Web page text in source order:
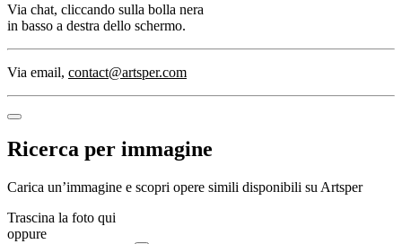
Via chat, cliccando sulla bolla nera
in basso a destra dello schermo.
Via email, contact@artsper.com
Ricerca per immagine
Carica un’immagine e scopri opere simili disponibili su Artsper
Trascina la foto qui
oppure